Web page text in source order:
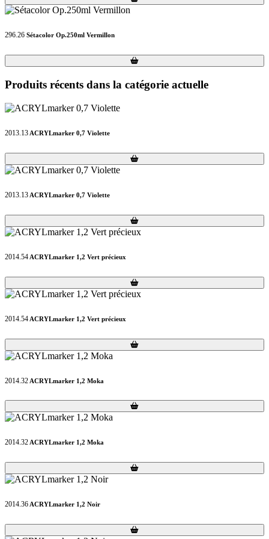
296.26 Sétacolor Op.250ml Vermillon
Loading...
Loading...
Produits récents dans la catégorie actuelle
2013.13 ACRYLmarker 0,7 Violette
Loading...
Loading...
2013.13 ACRYLmarker 0,7 Violette
Loading...
Loading...
2014.54 ACRYLmarker 1,2 Vert précieux
Loading...
Loading...
2014.54 ACRYLmarker 1,2 Vert précieux
Loading...
Loading...
2014.32 ACRYLmarker 1,2 Moka
Loading...
Loading...
2014.32ACRYLmarker 1,2 Moka
Loading...
Loading...
2014.36 ACRYLmarker 1,2 Noir
Loading...
Loading...